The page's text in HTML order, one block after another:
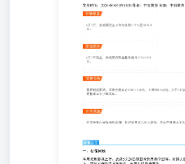
1979.0元。 资金流向 6
2339.63万元。 背景分
1016.41万吨，上周
704.21万吨，前值
库存小幅累库。 后市展
端需求已进入淡季、铁
续关注煤矿复产节奏和
面曾经历高位回落，前